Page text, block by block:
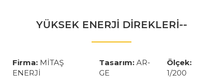
YÜKSEK ENERJİ DİREKLERİ--
Firma: MİTAŞ
ENERJİ
Tasarım: AR-
GE
Ölçek:
1/200